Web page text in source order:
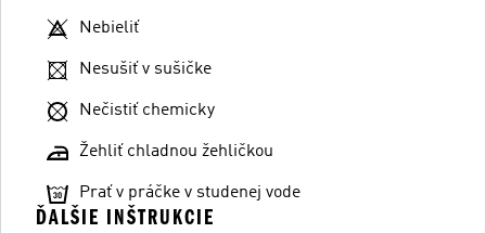
Nebieliť
Nesušiť v sušičke
Nečistiť chemicky
Žehliť chladnou žehličkou
Prať v práčke v studenej vode
ĎALŠIE INŠTRUKCIE